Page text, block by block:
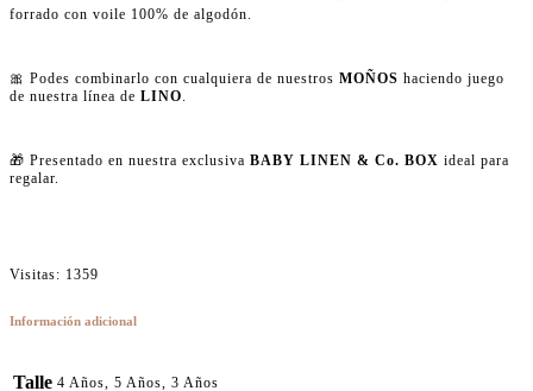
forrado con voile 100% de algodón.
🎀 Podes combinarlo con cualquiera de nuestros MOÑOS haciendo juego
de nuestra línea de LINO
🎁 Presentado en nuestra exclusiva BABY LINEN & Co. BOX ideal para
regalar.
Visitas: 1359
Información adicional
Talle 4 Años, 5 Años, 3 Años